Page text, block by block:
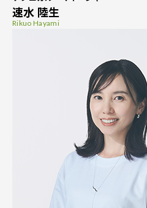
速水 陸生
Rikuo Hayami